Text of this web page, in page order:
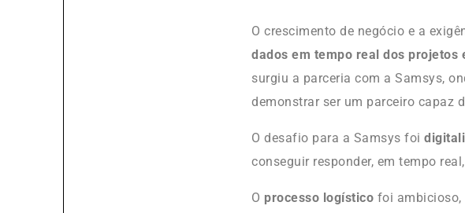
O crescimento de negócio e a
dados em tempo real dos projetos
surgiu a parceria com a Samsys,
demonstrar ser um parceiro capaz
O desafio para a Samsys foi
conseguir responder, em tempo
O processo logístico foi ambicioso,